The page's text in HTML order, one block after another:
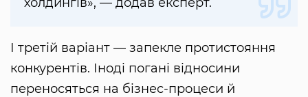
І третій варіант — запекле протистояння
конкурентів. Іноді погані відносини
переносяться на бізнес-процеси й